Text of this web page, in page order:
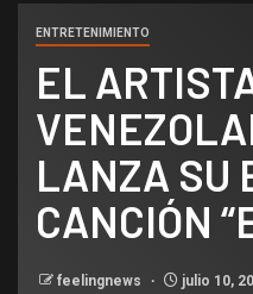
ENTRETENIMIENTO
EL
LANZA SU
CANCIÓN
feelingnews julio 10,